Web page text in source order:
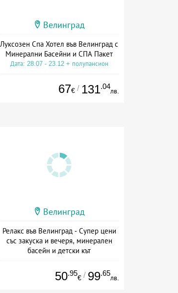
Велинград
Луксозен Спа Хотел във Велинград с
Минерални Басейни и СПА Пакет
Дата: 28.07 - 23.12 + полупансион
67€ / 131.04
лв.
Велинград
Релакс във Велинград - Супер цени
със закуска и вечеря, минерален
басейн и детски кът
50.95
€ / 99.65
лв.